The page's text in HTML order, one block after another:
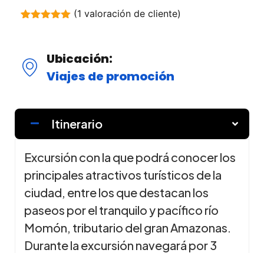
valoración
de un
cliente
(1 valoración de cliente)
Ubicación:
Viajes de promoción
Itinerario
Excursión con la que podrá conocer los
principales atractivos turísticos de la
ciudad, entre los que destacan los
paseos por el tranquilo y pacífico río
Momón, tributario del gran Amazonas.
Durante la excursión navegará por 3